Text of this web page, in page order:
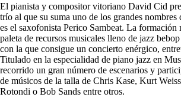
El pianista y compositor vitoriano David Cid
trío al que su suma uno de los grandes nombres
es el saxofonista Perico Sambeat. La formación
paleta de recursos musicales lleno de jazz
con la que consigue un concierto enérgico,
Titulado en la especialidad de piano jazz en
recorrido un gran número de escenarios y
de músicos de la talla de Chris Kase, Kurt
Rotondi o Bob Sands entre otros.